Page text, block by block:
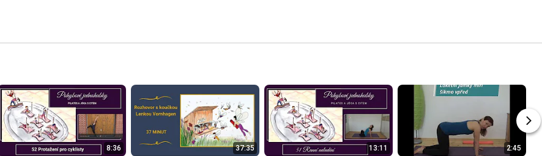
8:36 37:35 13:11 2:45